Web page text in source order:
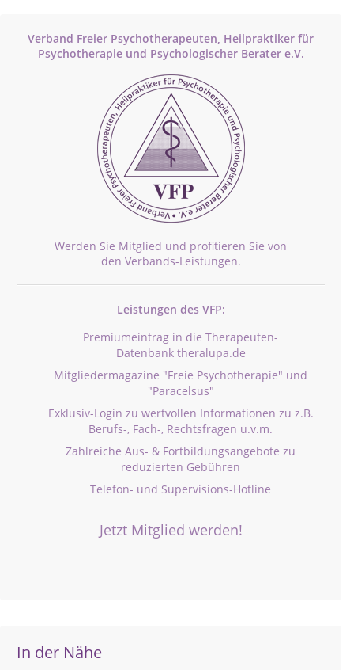
Verband Freier Psychotherapeuten, Heilpraktiker für
Psychotherapie und Psychologischer Berater e.V.
Werden Sie Mitglied und profitieren Sie von
den Verbands-Leistungen.
Leistungen des VFP:
Premiumeintrag in die Therapeuten-
Datenbank theralupa.de
Mitgliedermagazine "Freie Psychotherapie" und
"Paracelsus"
Exklusiv-Login zu wertvollen Informationen zu z.B.
Berufs-, Fach-, Rechtsfragen u.v.m.
Zahlreiche Aus- & Fortbildungsangebote zu
reduzierten Gebühren
Telefon- und Supervisions-Hotline
Jetzt Mitglied werden!
In der Nähe